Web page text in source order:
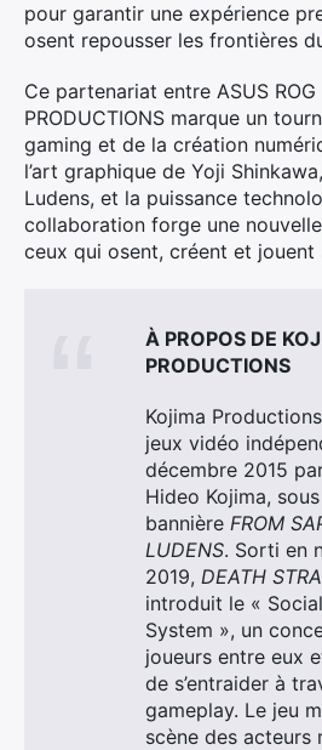
pour garantir une expérience
osent repousser les frontières
Ce partenariat entre ASUS ROG
PRODUCTIONS marque un
gaming et de la création
l’art graphique de Yoji
Ludens, et la puissance
collaboration forge une
ceux qui osent, créent et jouent
À PROPOS DE
PRODUCTIONS
Kojima
jeux vidéo
décembre 2015
Hideo Kojima,
bannière FROM
LUDENS. Sorti en
2019, DEATH
introduit le «
System », un
joueurs entre eux
de s’entraider à
gameplay. Le jeu
scène des acteurs
Rechercher
: